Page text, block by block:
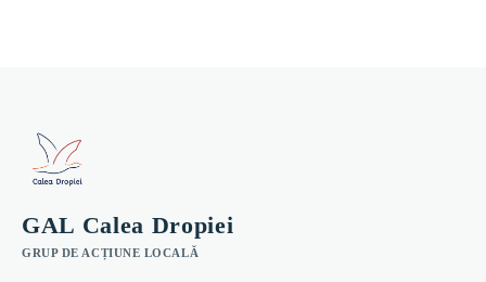
GAL Calea Dropiei
GRUP DE ACȚIUNE LOCALĂ